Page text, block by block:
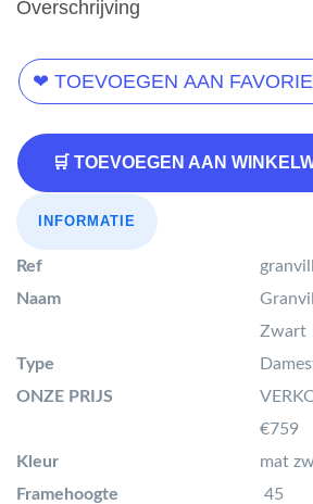
Overschrijving
❤ TOEVOEGEN AAN
🛒 TOEVOEGEN AAN
INFORMATIE
Ref
Naam
Zwart
Type
ONZE PRIJS
€759
Kleur
mat
Framehoogte
45